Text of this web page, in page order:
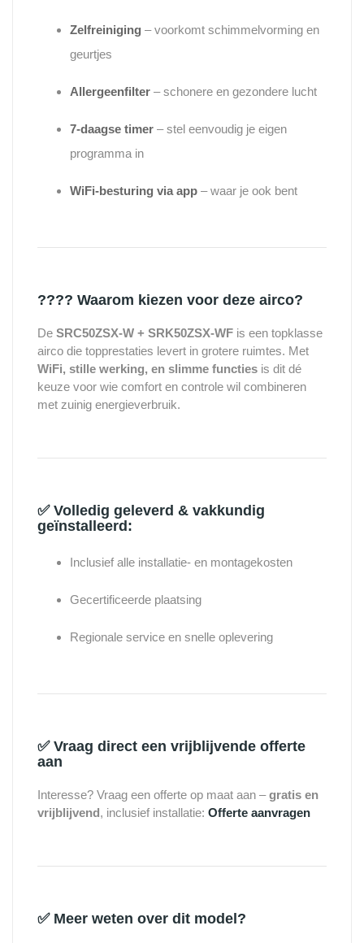
Zelfreiniging – voorkomt schimmelvorming en
geurtjes
Allergeenfilter – schonere en gezondere lucht
7-daagse timer – stel eenvoudig je eigen
programma in
WiFi-besturing via app – waar je ook bent
???? Waarom kiezen voor deze airco?
De SRC50ZSX-W + SRK50ZSX-WF is een topklasse
airco die topprestaties levert in grotere ruimtes. Met
WiFi, stille werking, en slimme functies is dit dé
keuze voor wie comfort en controle wil combineren
met zuinig energieverbruik.
✅ Volledig geleverd & vakkundig
geïnstalleerd:
Inclusief alle installatie- en montagekosten
Gecertificeerde plaatsing
Regionale service en snelle oplevering
✅ Vraag direct een vrijblijvende offerte
aan
Interesse? Vraag een offerte op maat aan –gratis en
vrijblijvend, inclusief installatie: Offerte aanvragen
✅ Meer weten over dit model?